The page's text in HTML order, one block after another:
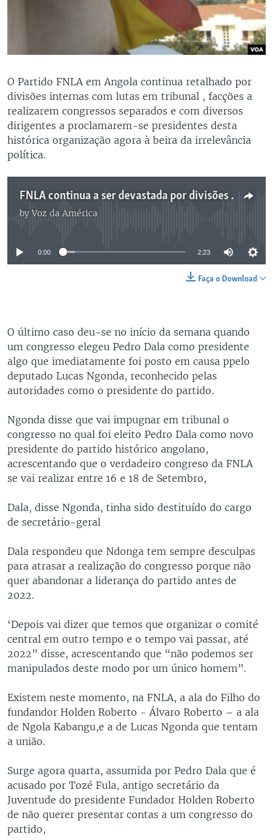
O Partido FNLA em Angola continua retalhado por
divisões internas com lutas em tribunal , facções a
realizarem congressos separados e com diversos
dirigentes a proclamarem-se presidentes desta
histórica organização agora à beira da irrelevância
política.
FNLA continua a ser devastada por divisões - 2:23
byVoz da América
No media source currently available
0:00 2:23
Faça o Download
O último caso deu-se no início da semana quando
um congresso elegeu Pedro Dala como presidente
algo que imediatamente foi posto em causa ppelo
deputado Lucas Ngonda, reconhecido pelas
autoridades como o presidente do partido.
Ngonda disse que vai impugnar em tribunal o
congresso no qual foi eleito Pedro Dala como novo
presidente do partido histórico angolano,
acrescentando que o verdadeiro congreso da FNLA
se vai realizar entre 16 e 18 de Setembro,
Dala, disse Ngonda, tinha sido destituído do cargo
de secretário-geral
Dala respondeu que Ndonga tem sempre desculpas
para atrasar a realização do congresso porque não
quer abandonar a liderança do partido antes de
2022.
‘Depois vai dizer que temos que organizar o comité
central em outro tempo e o tempo vai passar, até
2022” disse, acrescentando que “não podemos ser
manipulados deste modo por um único homem”.
Existem neste momento, na FNLA, a ala do Filho do
fundandor Holden Roberto - Álvaro Roberto – a ala
de Ngola Kabangu,e a de Lucas Ngonda que tentam
a união.
Surge agora quarta, assumida por Pedro Dala que é
acusado por Tozé Fula, antigo secretário da
Juventude do presidente Fundador Holden Roberto
de não querer presentar contas a um congresso do
partido,